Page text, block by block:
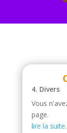
4. Divers
Vous
page.
lire la